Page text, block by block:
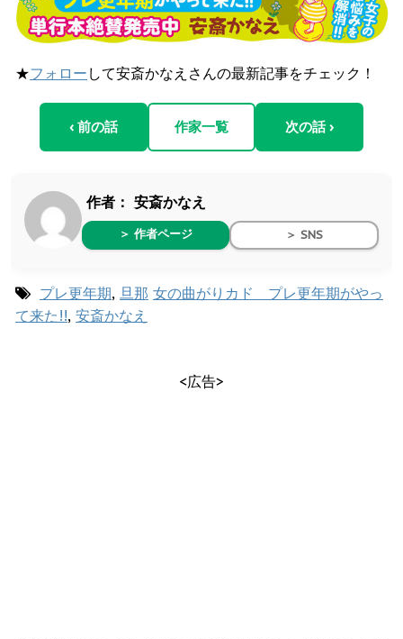
★フォロー して安斎かなえさんの最新記事をチェック！
‹ 前の話 作家一覧 次の話 ›
作者： 安斎かなえ
＞ 作者ページ ＞ SNS
プレ更年期, 旦那 女の曲がりカド プレ更年期がやっ
て来た!!, 安斎かなえ
<広告>